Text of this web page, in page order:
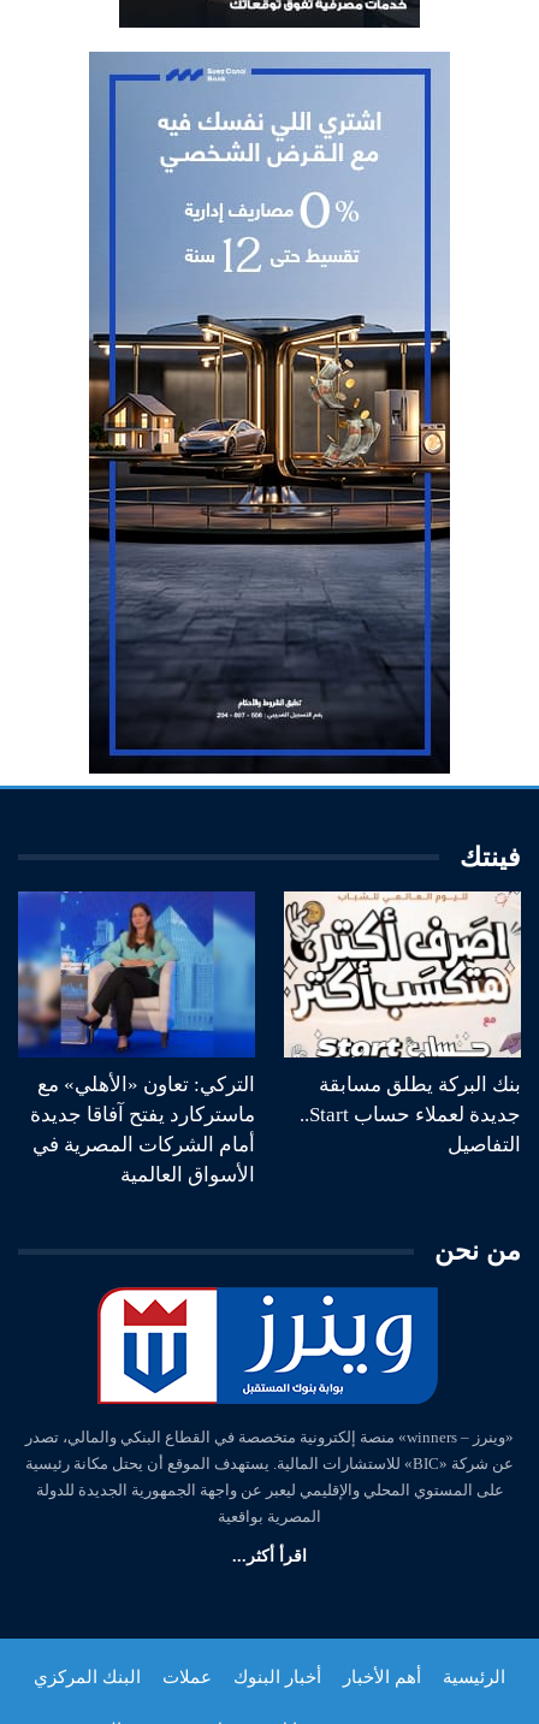
فينتك
بنك البركة يطلق مسابقة
جديدة لعملاء حساب Start..
التفاصيل
التركي: تعاون «الأهلي» مع
ماستركارد يفتح آفاقا جديدة
أمام الشركات المصرية في
الأسواق العالمية
من نحن
«وينرز – winners» منصة إلكترونية متخصصة في القطاع البنكي والمالي، تصدر
عن شركة «BIC» للاستشارات المالية. يستهدف الموقع أن يحتل مكانة رئيسية
على المستوي المحلي والإقليمي ليعبر عن واجهة الجمهورية الجديدة للدولة
المصرية بواقعية
اقرأ أكثر...
الرئيسية أهم الأخبار أخبار البنوك عملات البنك المركزي